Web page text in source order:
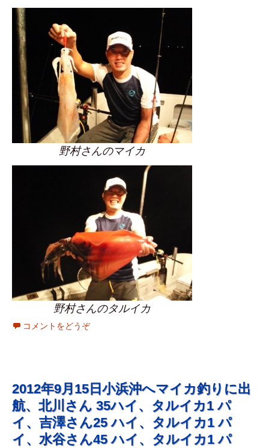
野村さんのマイカ
野村さんのタルイカ
コメントをどうぞ
2012年9月15日小浜沖へマイカ釣りに出
航、北川さん 35ハイ、タルイカ1 パ
イ、吉澤さん25 ハイ、タルイカ1 パ
イ、水谷さん45 ハイ、タルイカ1 パ